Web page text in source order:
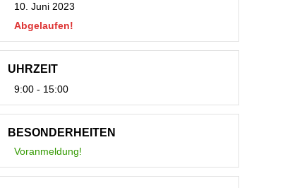
10. Juni 2023
Abgelaufen!
UHRZEIT
9:00 - 15:00
BESONDERHEITEN
Voranmeldung!